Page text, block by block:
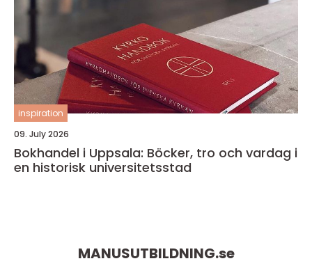
inspiration
09. July 2026
Bokhandel i Uppsala: Böcker, tro och vardag i
en historisk universitetsstad
MANUSUTBILDNING.se